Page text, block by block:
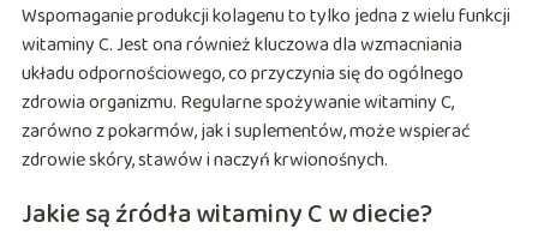
Wspomaganie produkcji kolagenu to tylko jedna z wielu funkcji
witaminy C. Jest ona również kluczowa dla wzmacniania
układu odpornościowego, co przyczynia się do ogólnego
zdrowia organizmu. Regularne spożywanie witaminy C,
zarówno z pokarmów, jak i suplementów, może wspierać
zdrowie skóry, stawów i naczyń krwionośnych.
Jakie są źródła witaminy C w diecie?